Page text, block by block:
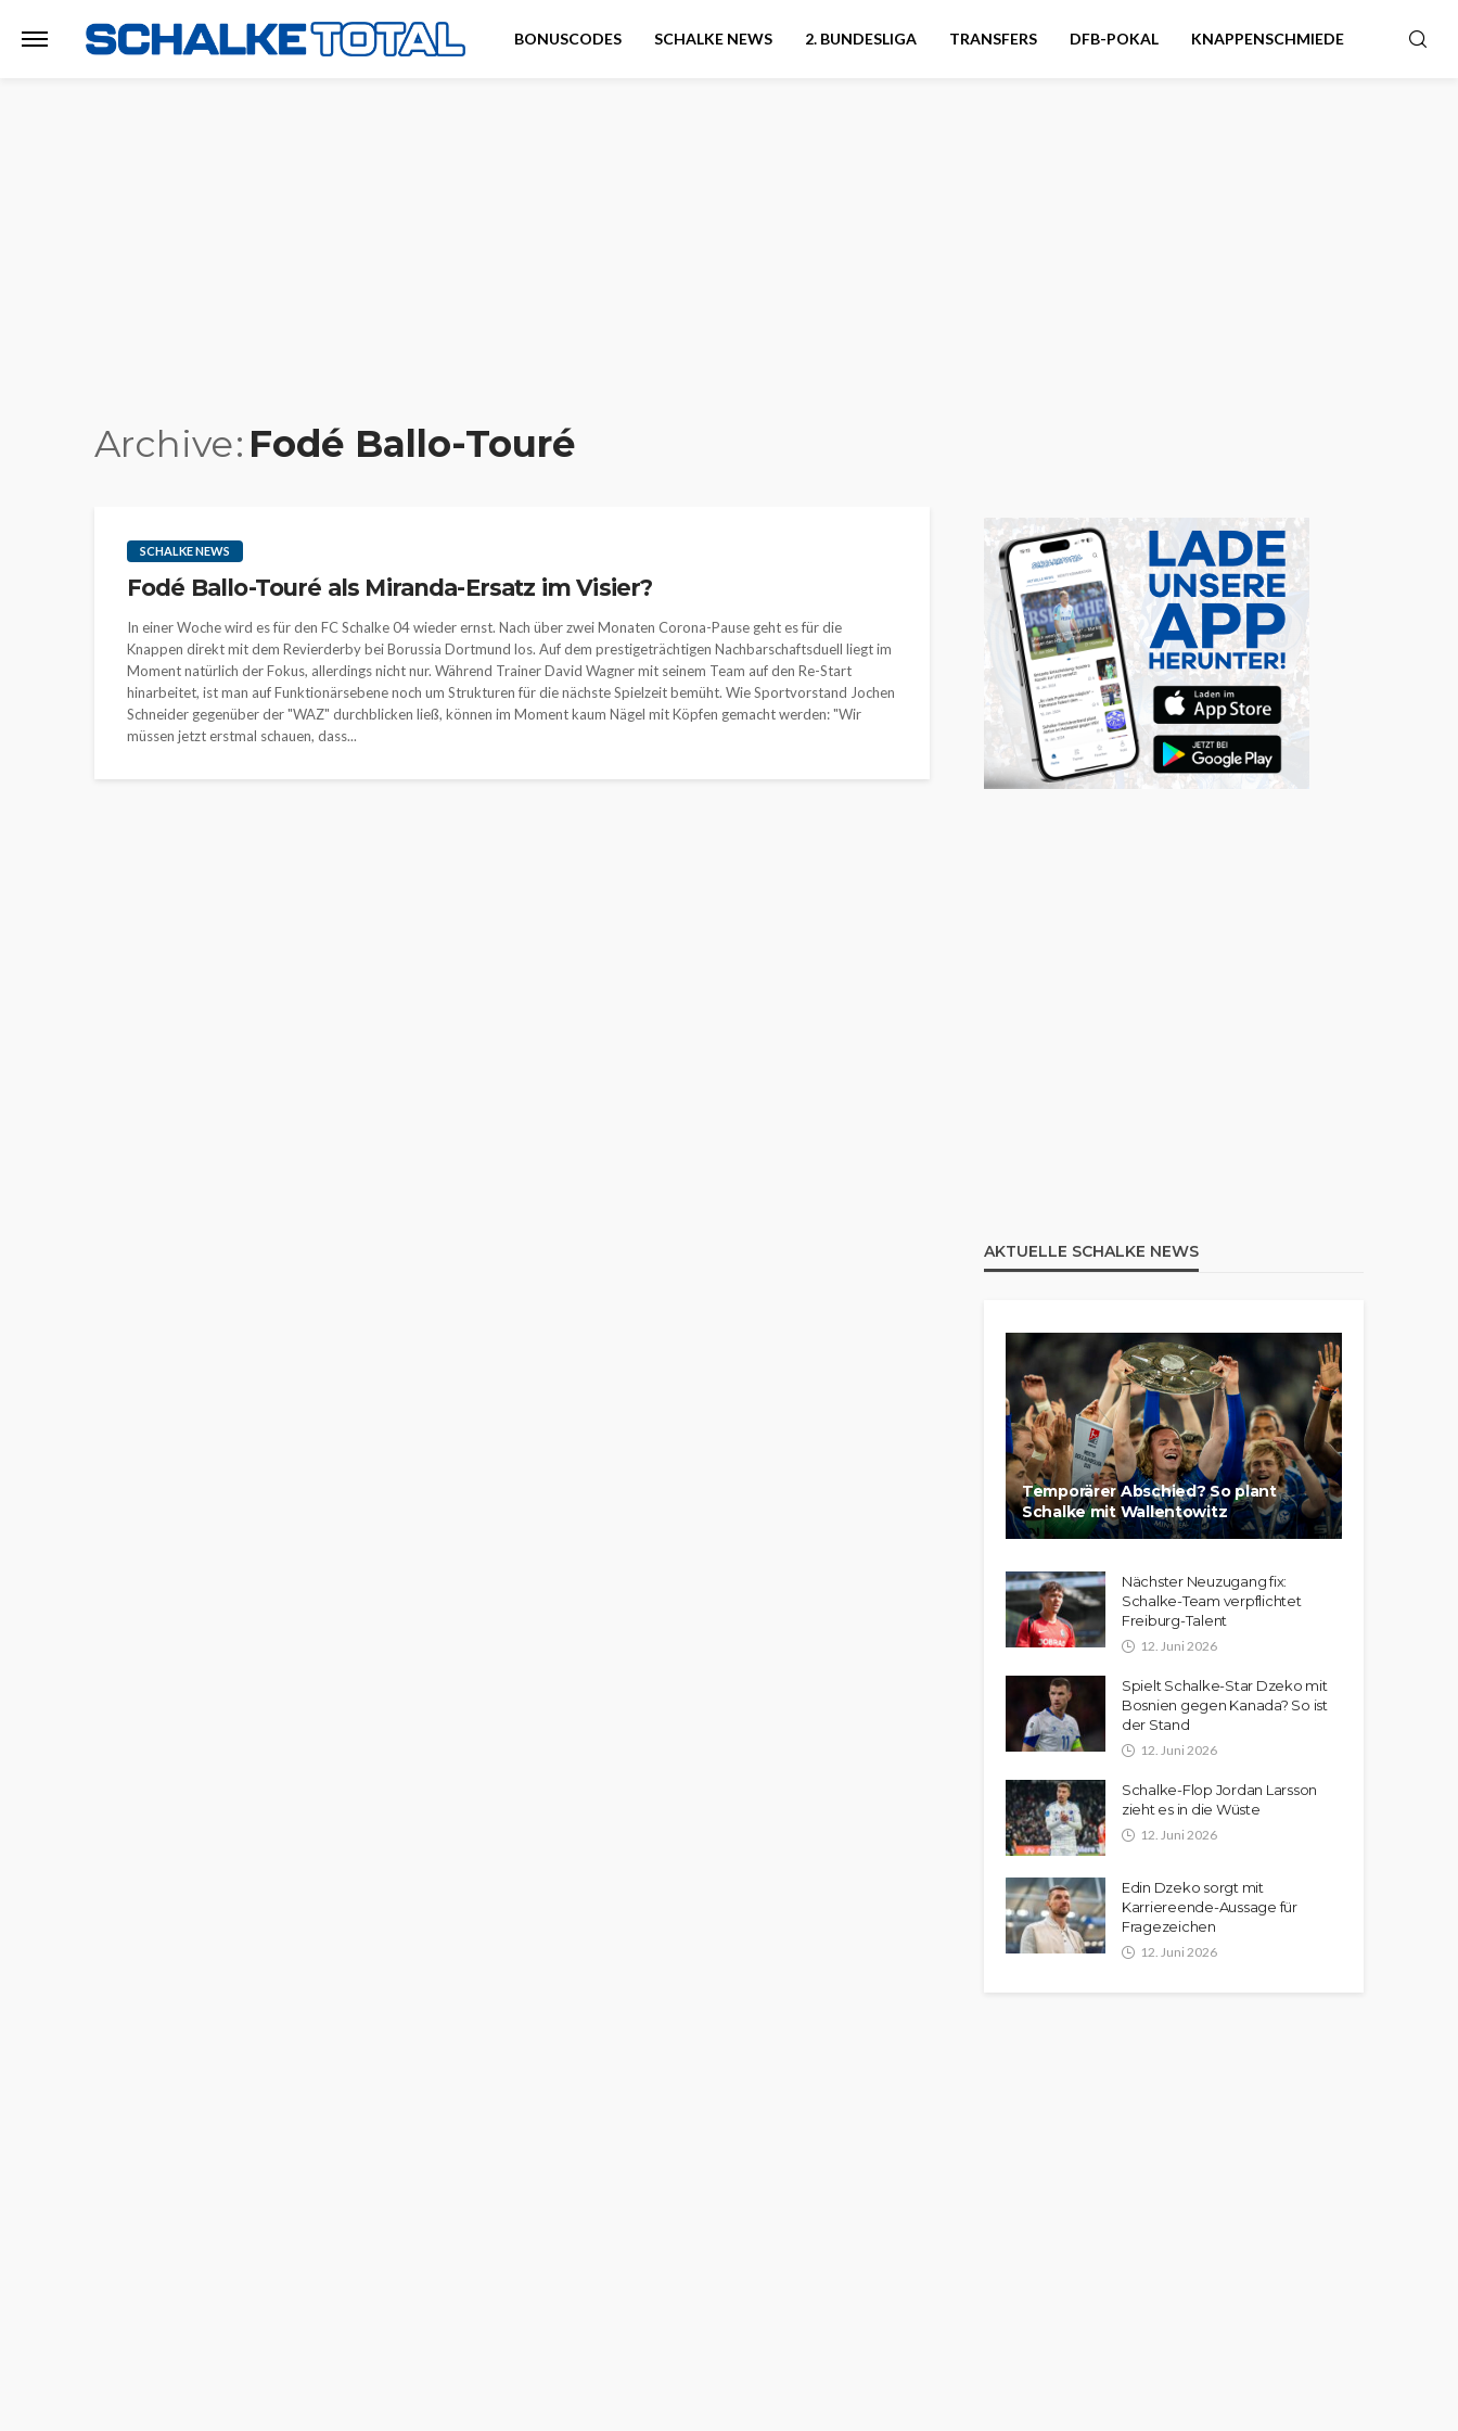
BONUSCODES SCHALKE NEWS 2. BUNDESLIGA TRANSFERS DFB-POKAL KNAPPENSCHMIEDE
Archive Fodé Ballo-Touré
SCHALKE NEWS
Fodé Ballo-Touré als Miranda-Ersatz im Visier?
In einer Woche wird es für den FC Schalke 04 wieder ernst. Nach über zwei Monaten Corona-Pause geht es für die
Knappen direkt mit dem Revierderby bei Borussia Dortmund los. Auf dem prestigeträchtigen Nachbarschaftsduell liegt im
Moment natürlich der Fokus, allerdings nicht nur. Während Trainer David Wagner mit seinem Team auf den Re-Start
hinarbeitet, ist man auf Funktionärsebene noch um Strukturen für die nächste Spielzeit bemüht. Wie Sportvorstand Jochen
Schneider gegenüber der "WAZ" durchblicken ließ, können im Moment kaum Nägel mit Köpfen gemacht werden: "Wir
müssen jetzt erstmal schauen, dass...
AKTUELLE SCHALKE NEWS
Temporärer Abschied? So plant
Schalke mit Wallentowitz
Nächster Neuzugang fix:
Schalke-Team verpflichtet
Freiburg-Talent
12. Juni 2026
Spielt Schalke-Star Dzeko mit
Bosnien gegen Kanada? So ist
der Stand
12. Juni 2026
Schalke-Flop Jordan Larsson
zieht es in die Wüste
12. Juni 2026
Edin Dzeko sorgt mit
Karriereende-Aussage für
Fragezeichen
12. Juni 2026